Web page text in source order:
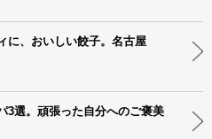
に、おいしい餃子。名古屋
選。頑張った自分へのご褒美